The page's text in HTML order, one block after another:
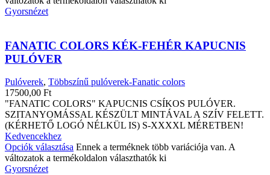
Gyorsnézet
FANATIC COLORS KÉK-FEHÉR KAPUCNIS
PULÓVER
Pulóverek, Többszínű pulóverek-Fanatic colors
17500,00 Ft
"FANATIC COLORS" KAPUCNIS CSÍKOS PULÓVER.
SZITANYOMÁSSAL KÉSZÜLT MINTÁVAL A SZÍV FELETT.
(KÉRHETŐ LOGÓ NÉLKÜL IS) S-XXXXL MÉRETBEN!
Kedvencekhez
Opciók választása Ennek a terméknek több variációja van. A
változatok a termékoldalon választhatók ki
Gyorsnézet